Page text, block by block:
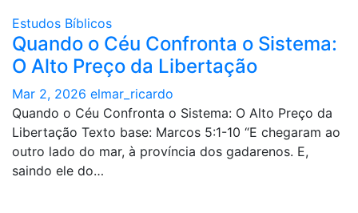
Estudos Bíblicos
Quando o Céu Confronta o Sistema:
O Alto Preço da Libertação
Mar 2, 2026 elmar_ricardo
Quando o Céu Confronta o Sistema: O Alto Preço da
Libertação Texto base: Marcos 5:1-10 “E chegaram ao
outro lado do mar, à província dos gadarenos. E,
saindo ele do…